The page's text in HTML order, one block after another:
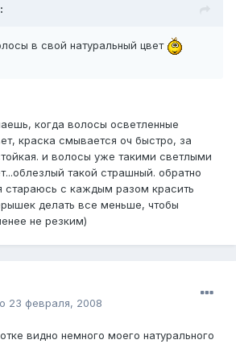
в свой натуральный цвет
когда волосы осветленные
краска смывается оч быстро, за
и волосы уже такими светлыми
такой страшный. обратно
стараюсь с каждым разом красить
делать все меньше, чтобы
не резким)
23 февраля, 2008
видно немного моего натурального